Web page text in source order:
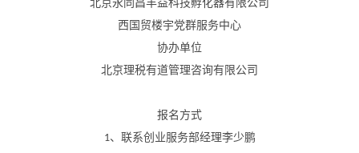
北京永同昌丰益科技孵化器有限公司
西国贸楼宇党群服务中心
协办单位
北京理税有道管理咨询有限公司
报名方式
1、联系创业服务部经理李少鹏